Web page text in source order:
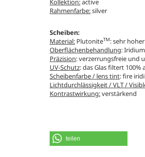
Kollektion:active
Rahmenfarbe:silver
Scheiben:
Material: PlutoniteTM: sehr
Oberflächenbehandlung:
Präzision: verzerrungsfreie und
UV-Schutz: das Glas filtert 100%
Scheibenfarbe / lens tint: fire
Lichtdurchlässigkeit / VLT /
Kontrastwirkung:verstärkend
teilen